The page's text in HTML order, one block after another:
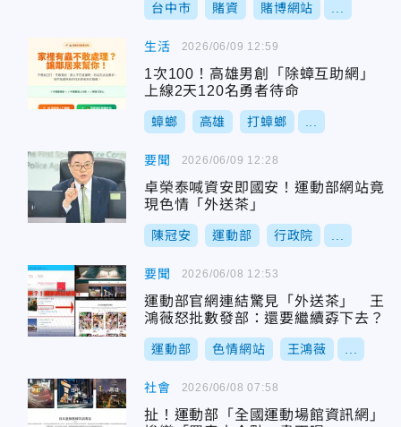
台中市 賭資 賭博網站
生活
1次100！高雄男創「除蟑互助網」
上線2天120名勇者待命
蟑螂 高雄 打蟑螂
2026/06/09 12:59
要聞
卓榮泰喊資安即國安！運動部網站竟
現色情「外送茶」
陳冠安 運動部 行政院
2026/06/09 12:28
要聞
運動部官網連結驚見「外送茶」 王
鴻薇怒批數發部：還要繼續孬下去？
運動部 色情網站 王鴻薇
2026/06/08 12:53
社會
扯！運動部「全國運動場館資訊網」
2026/06/08 07:58